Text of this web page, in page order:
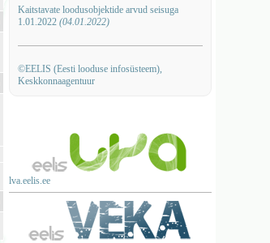
Kaitstavate loodusobjektide arvud seisuga
1.01.2022 (04.01.2022)
©EELIS (Eesti looduse infosüsteem),
Keskkonnaagentuur
lva.eelis.ee